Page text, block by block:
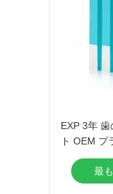
EXP 3年
ト OEM プ
医院およ
たオーラ
最